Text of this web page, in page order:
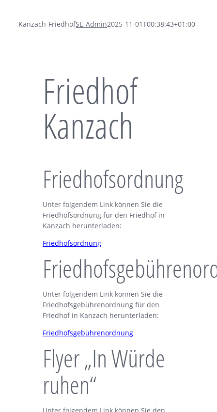
Kanzach-FriedhofSE-Admin2025-11-01T00:38:43+01:00
Friedhof
Kanzach
Friedhofsordnung
Unter folgendem Link können Sie die
Friedhofsordnung für den Friedhof in
Kanzach herunterladen:
Friedhofsordnung
Unter folgendem Link können Sie die
Friedhofsgebührenordnung für den
Friedhof in Kanzach herunterladen:
Friedhofsgebührenordnung
Flyer „In Würde
ruhen“